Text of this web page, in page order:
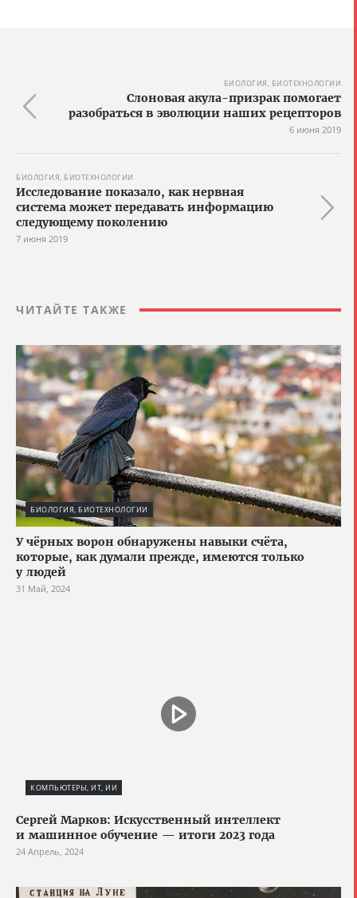
БИОЛОГИЯ, БИОТЕХНОЛОГИИ
Слоновая акула-призрак помогает
разобраться в эволюции наших рецепторов
6 июня 2019
БИОЛОГИЯ, БИОТЕХНОЛОГИИ
Исследование показало, как нервная
система может передавать информацию
следующему поколению
7 июня 2019
ЧИТАЙТЕ ТАКЖЕ
БИОЛОГИЯ, БИОТЕХНОЛОГИИ
У чёрных ворон обнаружены навыки счёта,
которые, как думали прежде, имеются только
у людей
31 Май, 2024
КОМПЬЮТЕРЫ, ИТ, ИИ
Сергей Марков: Искусственный интеллект
и машинное обучение — итоги 2023 года
24 Апрель, 2024